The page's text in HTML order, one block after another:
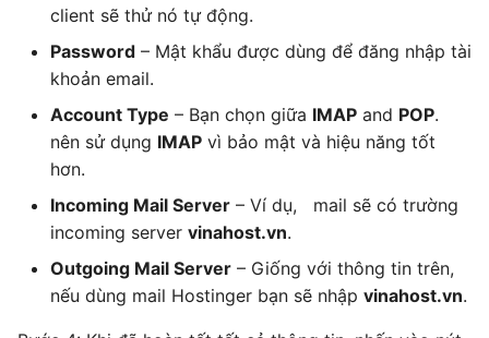
client sẽ thử nó tự động.
Password – Mật khẩu được dùng để đăng nhập tài
khoản email.
Account Type – Bạn chọn giữa IMAP and POP.
nên sử dụng IMAP vì bảo mật và hiệu năng tốt
hơn.
Incoming Mail Server – Ví dụ, mail sẽ có trường
incoming server vinahost.vn.
Outgoing Mail Server – Giống với thông tin trên,
nếu dùng mail Hostinger bạn sẽ nhập vinahost.vn.